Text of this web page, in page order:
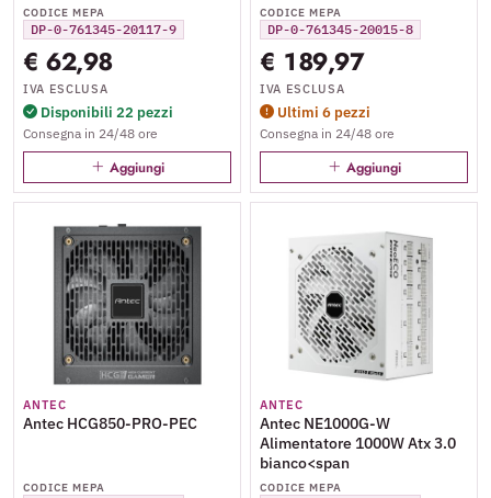
CODICE MEPA
DP-0-761345-20117-9
€ 62,98
IVA ESCLUSA
Disponibili 22 pezzi
Consegna in 24/48 ore
Aggiungi
CODICE MEPA
DP-0-761345-20015-8
€ 189,97
IVA ESCLUSA
Ultimi 6 pezzi
Consegna in 24/48 ore
Aggiungi
ANTEC
Antec HCG850-PRO-PEC
CODICE MEPA
ANTEC
Antec NE1000G-W
Alimentatore 1000W Atx 3.0
bianco<span
CODICE MEPA